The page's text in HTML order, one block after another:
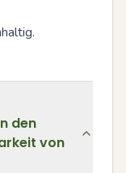
den
von